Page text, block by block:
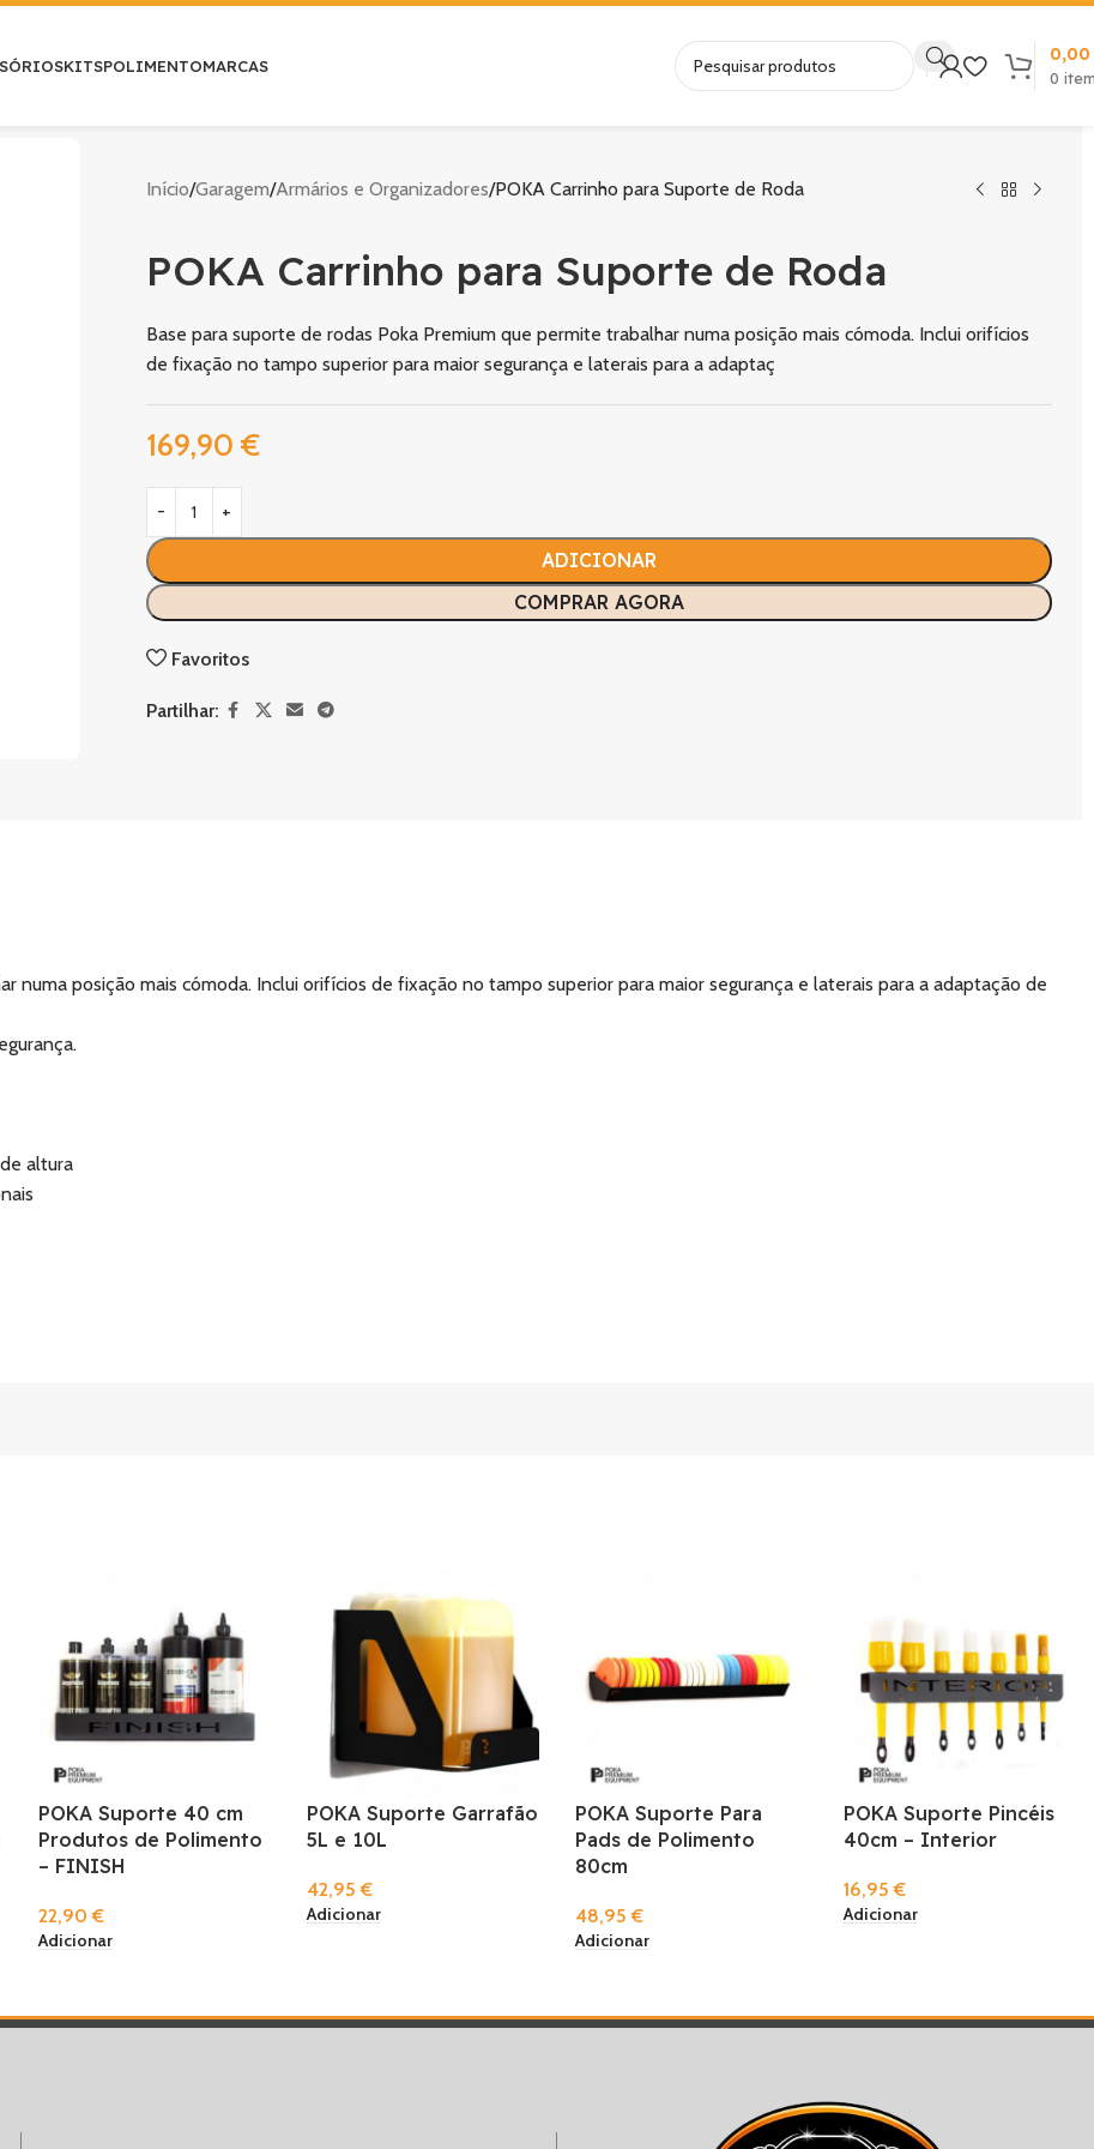
KITSPOLIMENTOMARCAS
0
0,00
Início Garagem Armários e Organizadores POKA Carrinho para Suporte de Roda
POKA Carrinho para Suporte de Roda
Base para suporte de rodas Poka Premium que permite trabalhar numa posição mais cómoda. Inclui orifícios
de fixação no tampo superior para maior segurança e laterais para a adaptaç
169,90 €
ADICIONAR
COMPRAR AGORA
Favoritos
Partilhar:
numa posição mais cómoda. Inclui orifícios de fixação no tampo superior para maior segurança e laterais para a adaptação de
altura
POKA Suporte 40 cm
Produtos de Polimento
– FINISH
22,90€
Adicionar
POKA Suporte Garrafão
5L e 10L
42,95€
Adicionar
POKA Suporte Para
Pads de Polimento
80cm
48,95€
Adicionar
POKA Suporte Pincéis
40cm – Interior
16,95€
Adicionar